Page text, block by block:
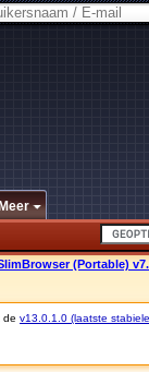
(Portable)
de v13.0.1.0 (laatste